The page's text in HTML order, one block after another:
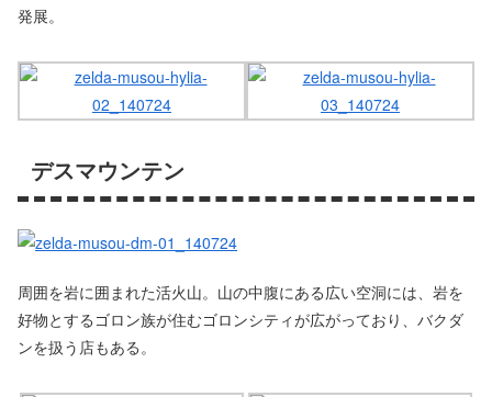
発展。
デスマウンテン
周囲を岩に囲まれた活火山。山の中腹にある広い空洞には、岩を
好物とするゴロン族が住むゴロンシティが広がっており、バクダ
ンを扱う店もある。